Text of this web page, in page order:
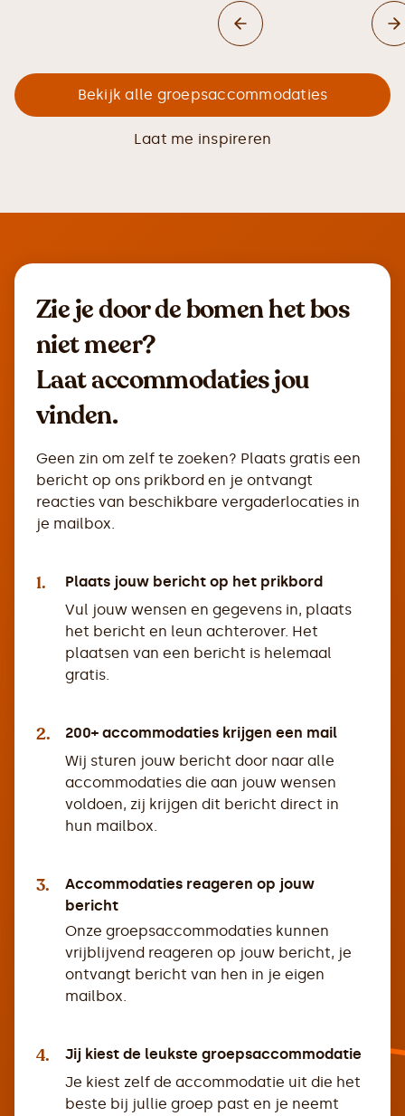
Bekijk alle groepsaccommodaties
Laat me inspireren
Zie je door de bomen het bos
niet meer?
Laat accommodaties jou
vinden.
Geen zin om zelf te zoeken? Plaats gratis een
bericht op ons prikbord en je ontvangt
reacties van beschikbare vergaderlocaties in
je mailbox.
1.
Plaats jouw bericht op het prikbord
Vul jouw wensen en gegevens in, plaats
het bericht en leun achterover. Het
plaatsen van een bericht is helemaal
gratis.
2.
200+ accommodaties krijgen een mail
Wij sturen jouw bericht door naar alle
accommodaties die aan jouw wensen
voldoen, zij krijgen dit bericht direct in
hun mailbox.
3.
Accommodaties reageren op jouw
bericht
Onze groepsaccommodaties kunnen
vrijblijvend reageren op jouw bericht, je
ontvangt bericht van hen in je eigen
mailbox.
4.
Jij kiest de leukste groepsaccommodatie
Je kiest zelf de accommodatie uit die het
beste bij jullie groep past en je neemt